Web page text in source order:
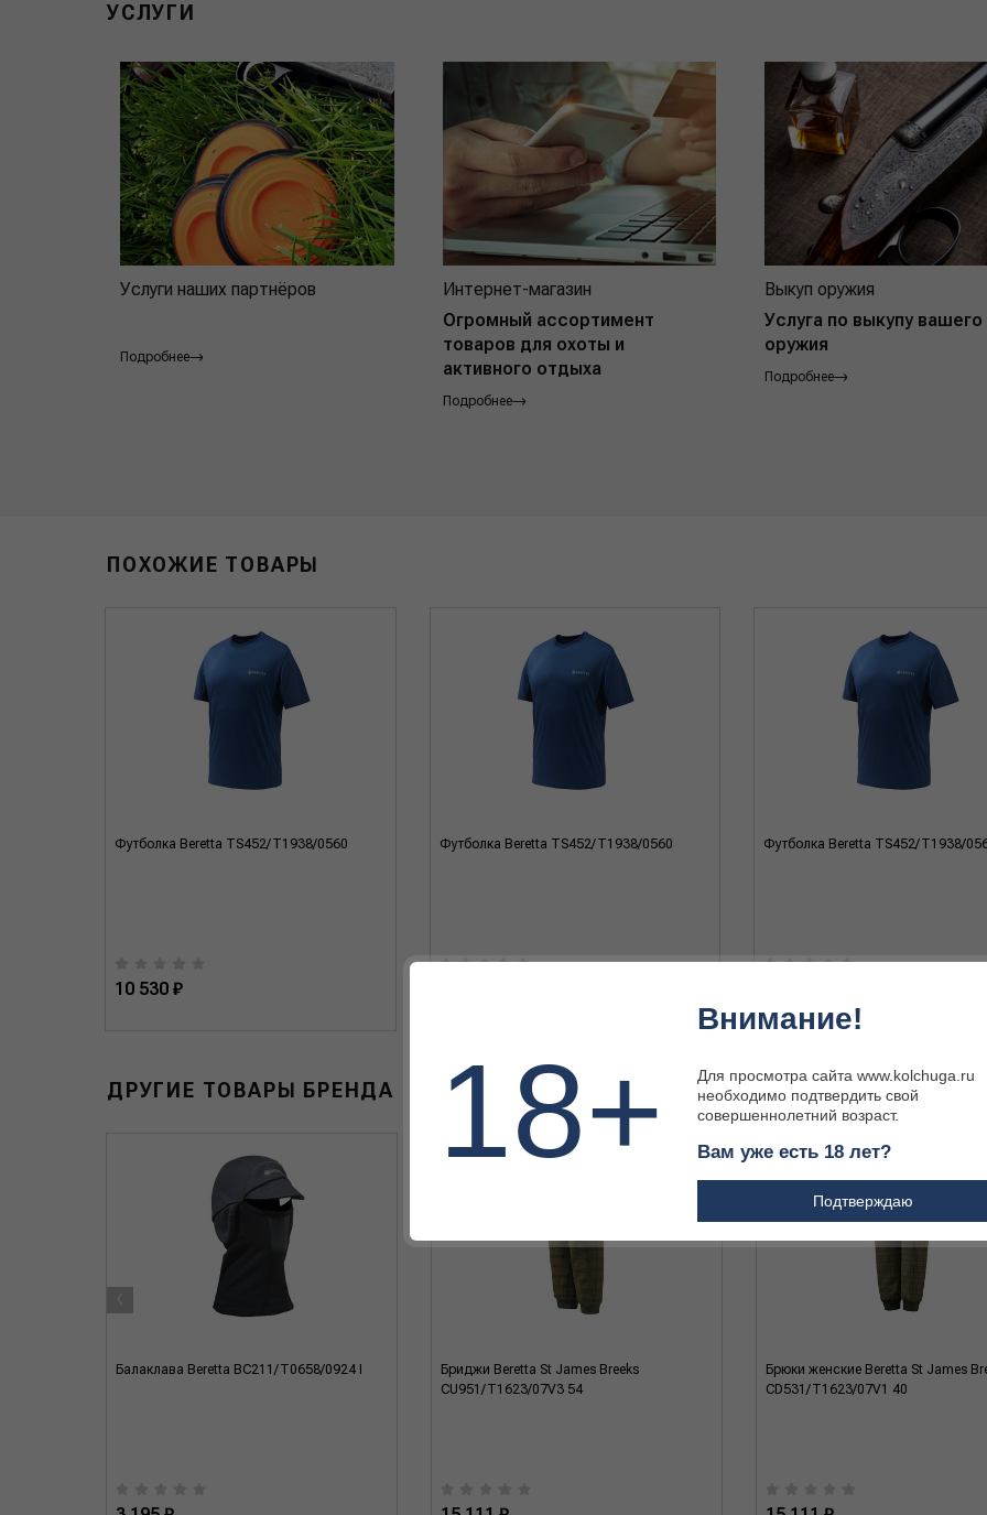
УСЛУГИ
Услуги наших партнёров
Подробнее
Интернет-магазин
Огромный ассортимент
товаров для охоты и
активного отдыха
Подробнее
Выкуп оружия
Услуга по выкупу вашего
оружия
Подробнее
ПОХОЖИЕ ТОВАРЫ
Футболка Beretta TS452/T1938/0560
10 530 ₽
Футболка Beretta TS452/T1938/0560 Футболка Beretta TS452/T1938/
ДРУГИЕ ТОВАРЫ БРЕНДА
Балаклава Beretta BC211/T0658/0924 I
Бриджи Beretta St James Breeks
CU951/T1623/07V3 54
Брюки женские Beretta St James
CD531/T1623/07V1 40
‹
18+
Внимание!
Для просмотра сайта www.kolchuga.ru
необходимо подтвердить свой
совершеннолетний возраст.
Вам уже есть 18 лет?
Подтверждаю